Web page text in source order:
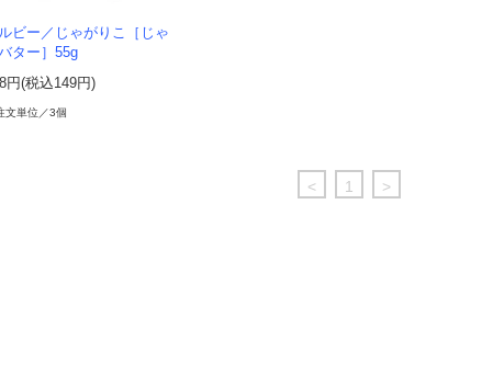
ビー／じゃがりこ［じゃ
ター］55g
円(税込149円)
文単位／3個
< 1 >